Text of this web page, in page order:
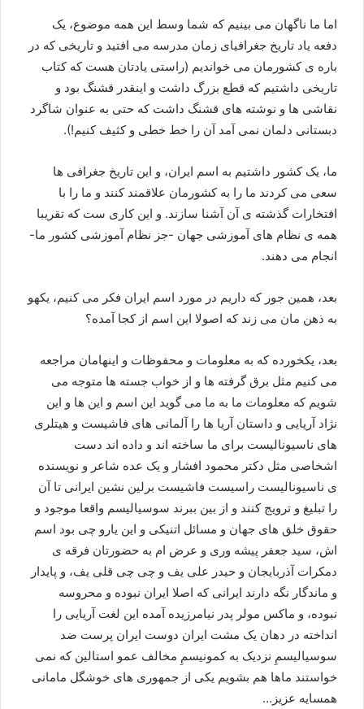
اما ما ناگهان می بینیم که شما وسط این همه موضوع، یک
دفعه یاد تاریخ جغرافیای زمان مدرسه می افتید و تاریخی که در
باره ی کشورمان می خواندیم (راستی یادتان هست که کتاب
تاریخی داشتیم که قطع بزرگ داشت و اینقدر قشنگ بود و
نقاشی ها و نوشته های قشنگ داشت که حتی به عنوان شاگرد
دبستانی دلمان نمی آمد آن را خط خطی و کثیف کنیم!).
ما، یک کشور داشتیم به اسم ایران، و این تاریخ جغرافی ها
سعی می کردند ما را به کشورمان علاقمند کنند و ما را با
افتخارات گذشته ی آن آشنا سازند. و این کاری ست که تقریبا
همه ی نظام های آموزشی جهان -جز نظام آموزشی کشور ما-
انجام می دهند.
بعد، همین جور که داریم در مورد اسم ایران فکر می کنیم، یکهو
به ذهن مان می زند که اصولا این اسم از کجا آمده؟
بعد، یکخورده که به معلومات و محفوظات و اینهامان مراجعه
می کنیم مثل برق گرفته ها و از خواب جسته ها متوجه می
شویم که معلومات ما به ما می گوید این اسم و این ها و این
نژاد آریایی و داستان آریا ها را آلمانی های فاشیست و هیتلری
های ناسیونالیست برای ما ساخته اند و داده اند دست
اشخاصی مثل دکتر محمود افشار و یک عده شاعر و نویسنده
ی ناسیونالیست راسیست فاشیست برلین نشین ایرانی تا آن
را تبلیغ و ترویج کنند و از بین ببرند سوسیالیسم واقعا موجود و
حقوق خلق های جهان و مسائل اتنیکی و این یارو چی بود اسم
اش، سید جعفر پیشه وری و عرض ام به حضورتان فرقه ی
دمکرات آذربایجان و حیدر علی یف و چی چی قلی یف، و پایدار
و ماندگار نگه دارند ایرانی که اصلا ایران نبوده و محروسه
نبوده، و ماکس مولر پدر نیامرزیده آمده این لغت آریایی را
انداخته در دهان یک مشت ایران دوست ایران پرست ضد
سوسیالیسمِ نزدیک به کمونیسمِ مخالف عمو استالین که نمی
خواستند ماها هم بشویم یکی از جمهوری های خوشگل مامانی
همسایه عزیز…